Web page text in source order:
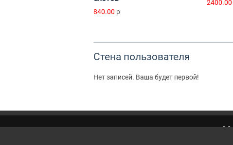
840.00 p
2400.00
Стена пользователя
Нет записей. Ваша будет первой!